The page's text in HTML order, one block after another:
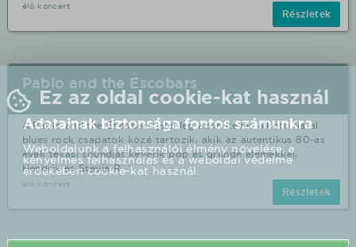
élő koncert
Részletek
Pablo and the Escobars
A Pablo and the Escobars jelenleg azon kevés alkotó fiatal
blues rock csapatok közé tartozik, akik az autentikus 80-as
évek texasi soundját keverik pop és grunge elemekkel,
Hendrix és Stevie R
élő koncert
Részletek
Ez az oldal cookie-kat használ
Adatainak biztonsága fontos számunkra
Weboldalunk a felhasználói élmény növelése, a
kényelmes felhasználás és a weboldal védelme
érdekében cookie-kat használ.